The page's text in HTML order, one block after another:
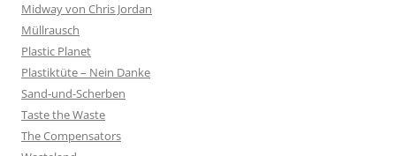
Midway von Chris Jordan
Müllrausch
Plastic Planet
Plastiktüte – Nein Danke
Sand-und-Scherben
Taste the Waste
The Compensators